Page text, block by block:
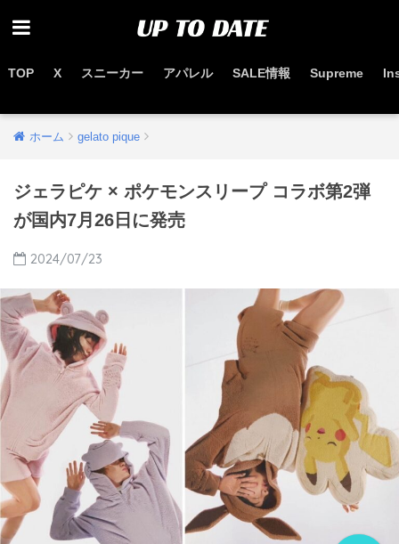
TOP X スニーカー アパレル SALE情報 Supreme
ホーム gelato pique
ジェラピケ × ポケモンスリープ コラボ第2弾
が国内7月26日に発売
2024/07/23